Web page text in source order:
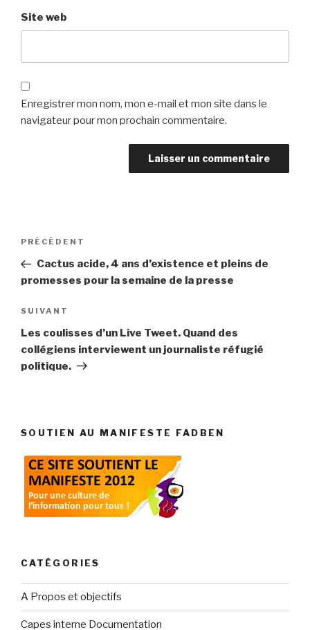
Site web
Enregistrer mon nom, mon e-mail et mon site dans le
navigateur pour mon prochain commentaire.
Navigation
l’article
Article
précédent
PRÉCÉDENT
Cactus acide, 4 ans d’existence et pleins de
promesses pour la semaine de la presse
Article
suivant
SUIVANT
Les coulisses d’un Live Tweet. Quand des
collégiens interviewent un journaliste réfugié
politique.
SOUTIEN AU MANIFESTE FADBEN
CATÉGORIES
A Propos et objectifs
Capes interne Documentation